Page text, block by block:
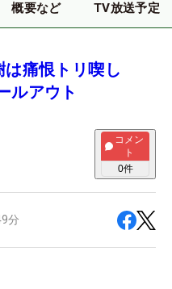
概要など TV放送予定
痛恨トリ喫し
ルアウト
コメン
ト
0件
分